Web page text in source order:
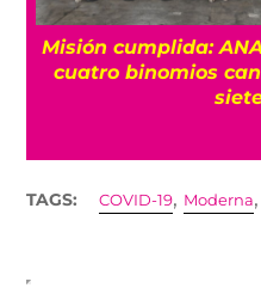
Misión cumplida:
cuatro binomios
TAGS: COVID-19, Moderna,